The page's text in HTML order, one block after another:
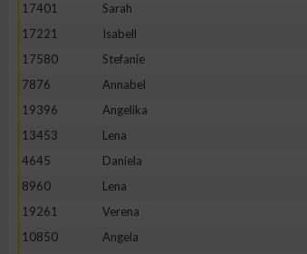
17401
Sarah
17221
Isabell
17580
Stefanie
7876
Annabel
19396
Angelika
13453
Lena
4645
Daniela
8960
Lena
19261
Verena
10850
Angela